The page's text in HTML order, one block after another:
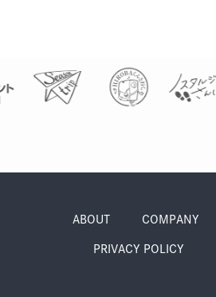
ABOUT COMPANY
PRIVACY POLICY